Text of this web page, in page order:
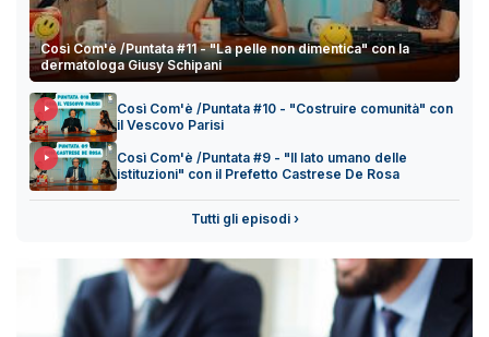
Così Com'è /Puntata #11 - "La pelle non dimentica" con la
dermatologa Giusy Schipani
Così Com'è /Puntata #10 - "Costruire comunità" con
il Vescovo Parisi
Così Com'è /Puntata #9 - "Il lato umano delle
istituzioni" con il Prefetto Castrese De Rosa
Tutti gli episodi ›